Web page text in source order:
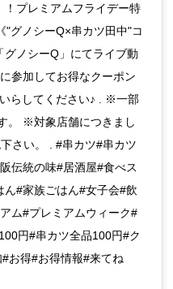
プレミアムフライデー特
"グノシーQ×串カツ田中"コ
ノシーQ」にてライブ動
参加してお得なクーポン
らしてください♪ . ※一部
。 ※対象店舗につきまし
さい。 . #串カツ#串カツ
伝統の味#居酒屋#食べス
ん#家族ごはん#女子会#飲
ム#プレミアムウィーク#
円#串カツ全品100円#ク
お得#お得情報#来てね